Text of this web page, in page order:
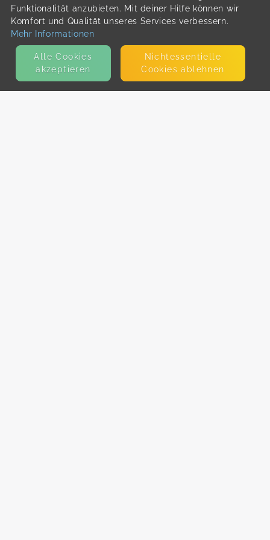
Funktionalität anzubieten. Mit deiner Hilfe können wir
Komfort und Qualität unseres Services verbessern.
Mehr Informationen
Alle Cookies
akzeptieren
Nicht­essentielle
Cookies ablehnen